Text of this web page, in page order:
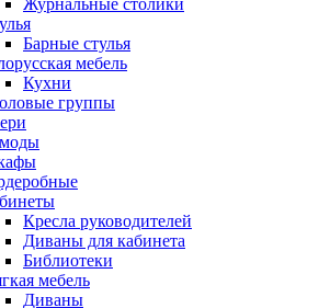
Журнальные столики
Барные стулья
мебель
Кухни
группы
Кресла руководителей
Диваны для кабинета
Библиотеки
мебель
Диваны